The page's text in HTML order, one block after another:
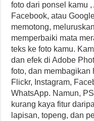
foto dari ponsel kamu
Facebook, atau
memotong,
memperbaiki mata
teks ke foto kamu.
dan efek di Adobe
foto, dan
Flickr, Instagram,
WhatsApp. Namun,
kurang kaya fitur
lapisan, topeng, dan